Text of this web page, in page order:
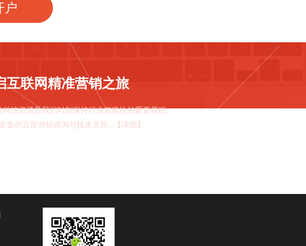
户
互联网精准营销之旅
技资源是我们时刻保持行业前瞻性的重要基础。
的百度营销咨询与技术支持...【详细】